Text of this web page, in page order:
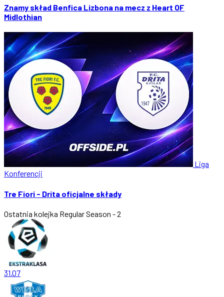
Znamy skład Benfica Lizbona na mecz z Heart OF
Midlothian
Liga
Konferencji
Tre Fiori - Drita oficjalne składy
Ostatnia kolejka Regular Season - 2
31.07